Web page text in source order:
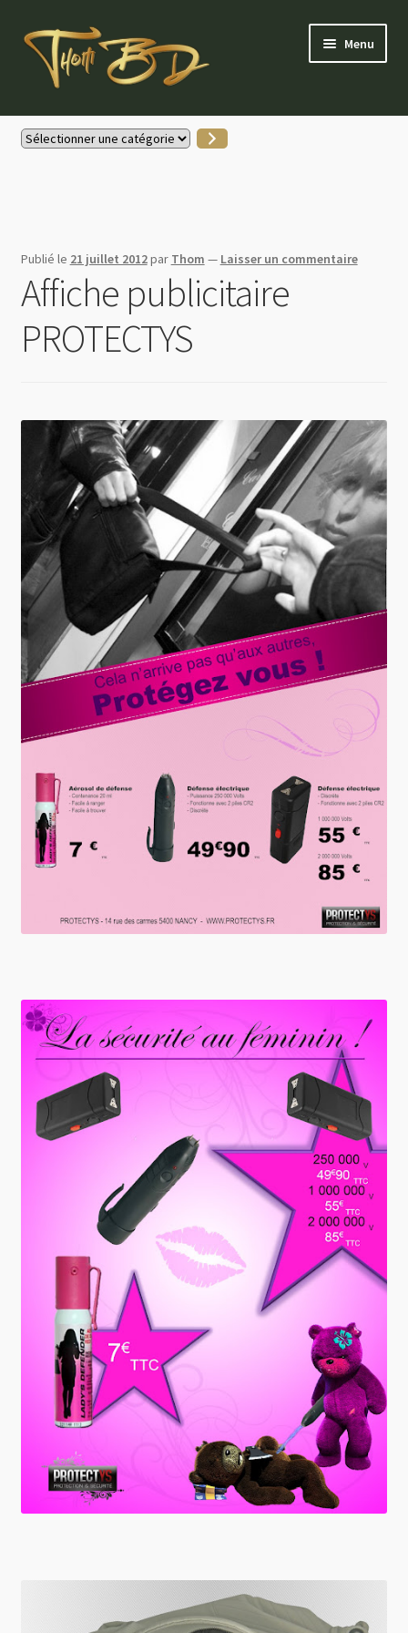
Aller
Aller
au
contenu
Menu
Accueil
Actus
Contactez-moi
Mon compte
0 Article 0,00 €
Sélectionner
Publié le 21 juillet 2012par Thom — Laisser un commentaire
Affiche publicitaire
PROTECTYS